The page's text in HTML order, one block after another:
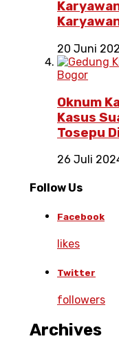
20 Juni
Bogor
Oknum
Kasus
Tosepu
26 Juli
Follow Us
Facebook
likes
Twitter
followers
Archives